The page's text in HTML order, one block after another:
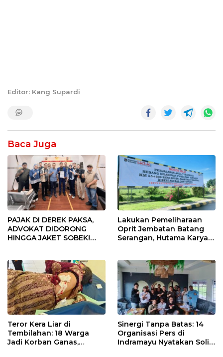
Editor: Kang Supardi
Baca Juga
PAJAK DI DEREK PAKSA,
ADVOKAT DIDORONG
HINGGA JAKET SOBEK!
Pekanbaru!
Lakukan Pemeliharaan
Oprit Jembatan Batang
Serangan, Hutama Karya
Teror Kera Liar di
Tembilahan: 18 Warga
Jadi Korban Ganas,
Sinergi Tanpa Batas: 14
Organisasi Pers di
Indramayu Nyatakan Solid